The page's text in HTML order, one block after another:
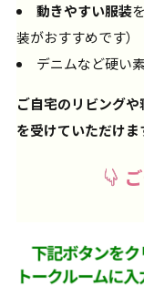
動きやすい服装
装がおすすめです）
デニムなど硬い
ご自宅のリビング
を受けていただけま